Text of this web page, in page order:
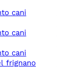
frignano